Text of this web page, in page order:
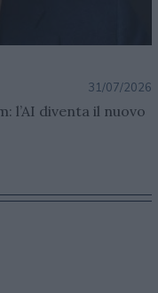
31/07/2026
l’AI diventa il nuovo